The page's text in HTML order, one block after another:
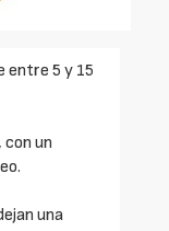
entre 5 y 15
un
una